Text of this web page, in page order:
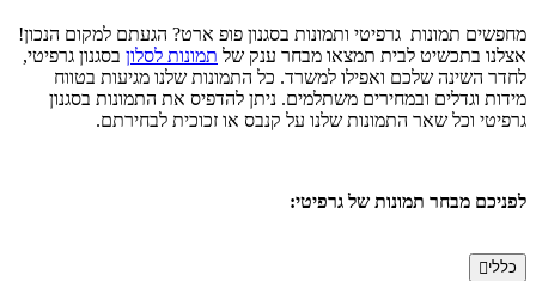
מחפשים תמונות גרפיטי ותמונות בסגנון פופ ארט? הגעתם למקום הנכון!
אצלנו בתכשיט לבית תמצאו מבחר ענק של תמונות לסלון בסגנון גרפיטי,
לחדר השינה שלכם ואפילו למשרד. כל התמונות שלנו מגיעות בטווח
מידות וגדלים ובמחירים משתלמים. ניתן להדפיס את התמונות בסגנון
גרפיטי וכל שאר התמונות שלנו על קנבס או זכוכית לבחירתם.
לפניכם מבחר תמונות של גרפיטי:
כללי